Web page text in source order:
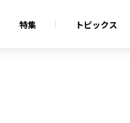
特集 トピックス